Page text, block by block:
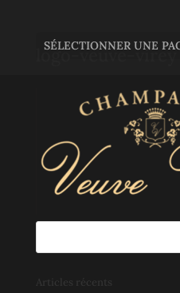
SÉLECTIONNER UNE
logo-veuve-virey
Articles récents